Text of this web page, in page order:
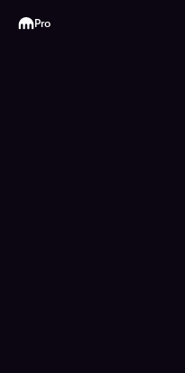
Kraken
Pro